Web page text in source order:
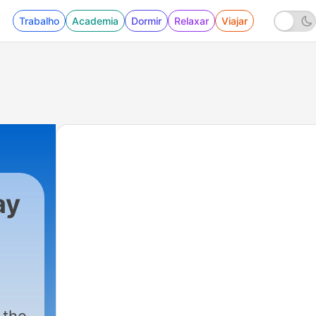
Trabalho Academia Dormir Relaxar Viajar